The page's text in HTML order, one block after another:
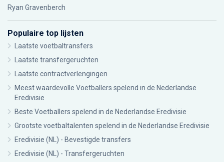
Ryan Gravenberch
Populaire top lijsten
Laatste voetbaltransfers
Laatste transfergeruchten
Laatste contractverlengingen
Meest waardevolle Voetballers spelend in de Nederlandse
Eredivisie
Beste Voetballers spelend in de Nederlandse Eredivisie
Grootste voetbaltalenten spelend in de Nederlandse Eredivisie
Eredivisie (NL) - Bevestigde transfers
Eredivisie (NL) - Transfergeruchten